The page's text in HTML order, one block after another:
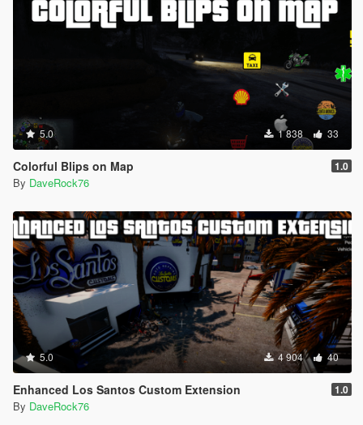
5.0 1 838 33
Colorful Blips on Map 1.0
By DaveRock76
5.0 4 904 40
Enhanced Los Santos Custom Extension 1.0
By DaveRock76